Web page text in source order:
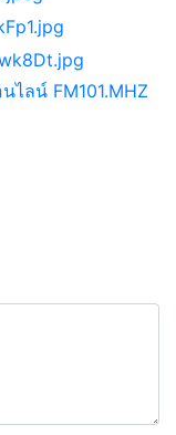
ไลน์ FM101.MHZ